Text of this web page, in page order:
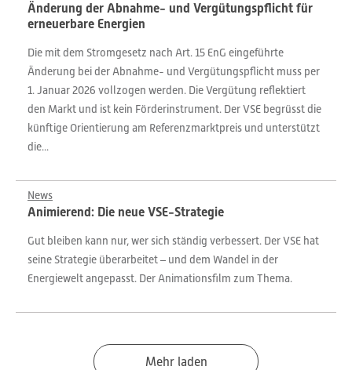
Änderung der Abnahme- und Vergütungspflicht für
erneuerbare Energien
Die mit dem Stromgesetz nach Art. 15 EnG eingeführte
Änderung bei der Abnahme- und Vergütungspflicht muss per
1. Januar 2026 vollzogen werden. Die Vergütung reflektiert
den Markt und ist kein Förderinstrument. Der VSE begrüsst die
künftige Orientierung am Referenzmarktpreis und unterstützt
die...
News
Animierend: Die neue VSE-Strategie
Gut bleiben kann nur, wer sich ständig verbessert. Der VSE hat
seine Strategie überarbeitet – und dem Wandel in der
Energiewelt angepasst. Der Animationsfilm zum Thema.
Mehr laden